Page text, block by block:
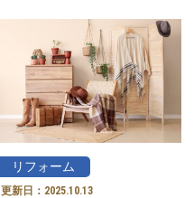
リフォーム
更新日： 2025.10.13